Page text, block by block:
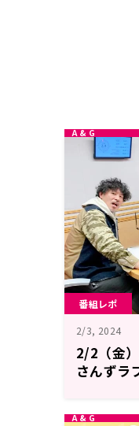
番組レポ
2/3, 2024
2/2（金
さんずラ